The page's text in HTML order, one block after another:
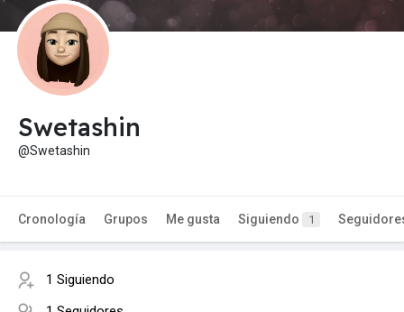
Swetashin
@Swetashin
Cronología Grupos Me gusta Siguiendo 1
1 Siguiendo